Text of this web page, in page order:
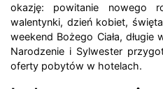
okazję: powitanie nowego
walentynki, dzień kobiet,
weekend Bożego Ciała,
Narodzenie i Sylwester
oferty pobytów w hotelach.